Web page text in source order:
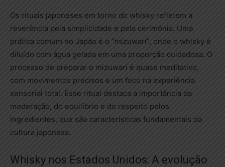
Os rituais japoneses em torno do whisky refletem a
reverência pela simplicidade e pela cerimônia. Uma
prática comum no Japão é o “mizuwari”, onde o whisky é
diluído com água gelada em uma proporção cuidadosa. O
processo de preparar o mizuwari é quase meditativo,
com movimentos precisos e um foco na experiência
sensorial total. Esse ritual destaca a importância da
moderação, do equilíbrio e do respeito pelos
ingredientes, que são características fundamentais da
cultura japonesa.
Whisky nos Estados Unidos: A evolução